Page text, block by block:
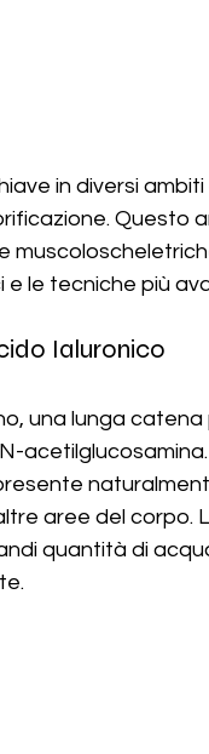
in diversi
Questo
le tecniche più
Ialuronico
una lunga
aree del corpo.
quantità di